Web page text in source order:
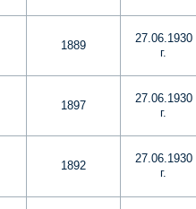
1889
27.06.1930
г.
1897
27.06.1930
г.
1892
27.06.1930
г.